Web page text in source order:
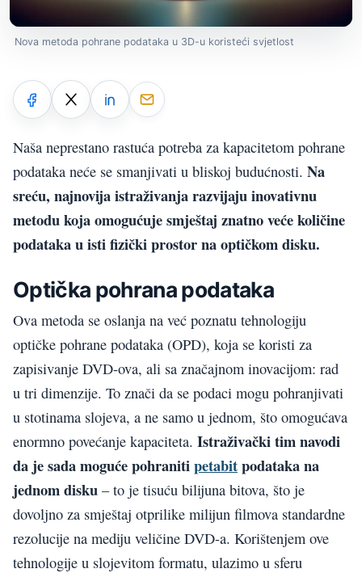
Nova metoda pohrane podataka u 3D-u koristeći svjetlost
Naša neprestano rastuća potreba za kapacitetom pohrane
podataka neće se smanjivati u bliskoj budućnosti. Na
sreću, najnovija istraživanja razvijaju inovativnu
metodu koja omogućuje smještaj znatno veće količine
podataka u isti fizički prostor na optičkom disku.
Optička pohrana podataka
Ova metoda se oslanja na već poznatu tehnologiju
optičke pohrane podataka (OPD), koja se koristi za
zapisivanje DVD-ova, ali sa značajnom inovacijom: rad
u tri dimenzije. To znači da se podaci mogu pohranjivati
u stotinama slojeva, a ne samo u jednom, što omogućava
enormno povećanje kapaciteta. Istraživački tim navodi
da je sada moguće pohranitipetabitpodataka na
jednom disku – to je tisuću bilijuna bitova, što je
dovoljno za smještaj otprilike milijun filmova standardne
rezolucije na mediju veličine DVD-a. Korištenjem ove
tehnologije u slojevitom formatu, ulazimo u sferu